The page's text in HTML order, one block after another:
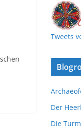
Tweets
Der
Die